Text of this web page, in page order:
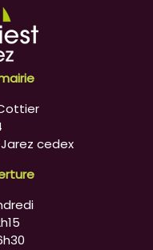
cedex